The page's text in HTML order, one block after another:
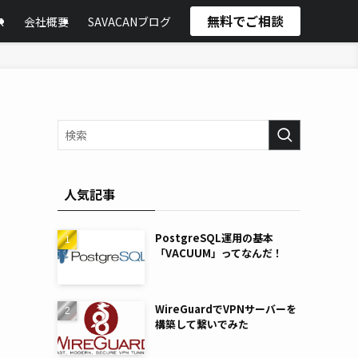
会社概要 SAVACANブログ 無料でご相談
人気記事
PostgreSQL運用の基本
「VACUUM」ってなんだ！
WireGuardでVPNサーバーを
構築して繋いでみた